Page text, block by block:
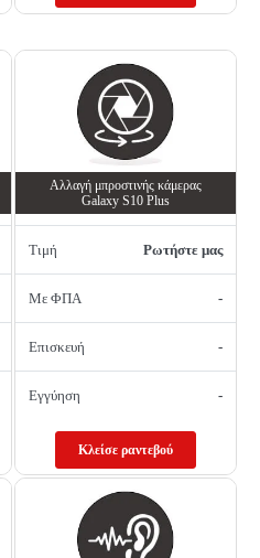
Αλλαγή μπροστινής κάμερας
Galaxy S10 Plus
Τιμή Ρωτήστε μας
Με ΦΠΑ -
Επισκευή -
Εγγύηση -
Κλείσε ραντεβού